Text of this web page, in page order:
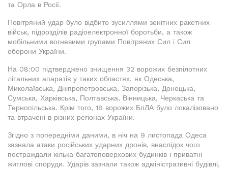
та Орла в Росії.
Повітряний удар було відбито зусиллями зенітних ракетних
військ, підрозділів радіоелектронної боротьби, а також
мобільними вогневими групами Повітряних Сил і Сил
оборони України.
На 08:00 підтверджено знищення 32 ворожих безпілотних
літальних апаратів у таких областях, як Одеська,
Миколаївська, Дніпропетровська, Запорізька, Донецька,
Сумська, Харківська, Полтавська, Вінницька, Черкаська та
Тернопільська. Крім того, 18 ворожих БпЛА було локалізовано
та втрачені в різних регіонах України.
Згідно з попередніми даними, в ніч на 9 листопада Одеса
зазнала атаки російських ударних дронів, внаслідок чого
постраждали кілька багатоповерхових будинків і приватні
житлові споруди. Ударів зазнали також адміністративні будівлі,